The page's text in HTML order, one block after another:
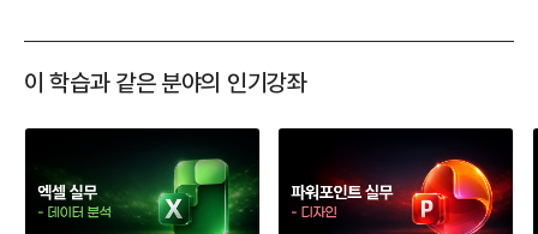
이 학습과 같은 분야의 인기강좌